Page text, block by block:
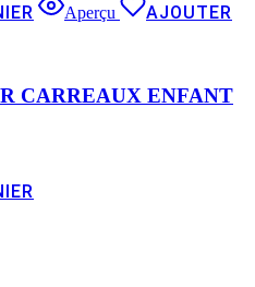
Aperçu
AJOUTER
CARREAUX ENFANT